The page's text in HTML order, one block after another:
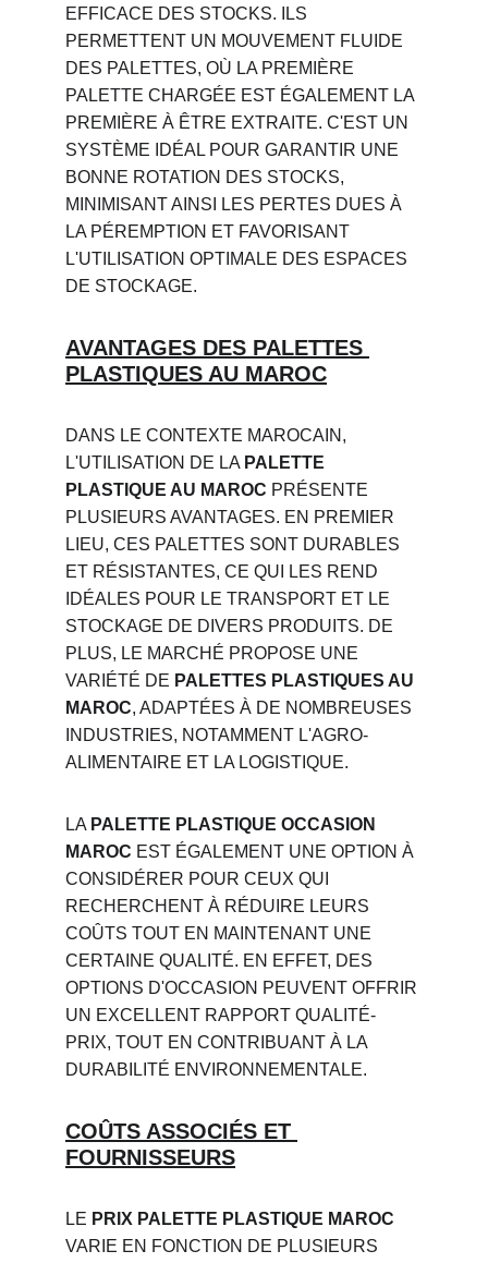
EFFICACE DES STOCKS. ILS
PERMETTENT UN MOUVEMENT FLUIDE
DES PALETTES, OÙ LA PREMIÈRE
PALETTE CHARGÉE EST ÉGALEMENT LA
PREMIÈRE À ÊTRE EXTRAITE. C'EST UN
SYSTÈME IDÉAL POUR GARANTIR UNE
BONNE ROTATION DES STOCKS,
MINIMISANT AINSI LES PERTES DUES À
LA PÉREMPTION ET FAVORISANT
L'UTILISATION OPTIMALE DES ESPACES
DE STOCKAGE.
AVANTAGES DES PALETTES
PLASTIQUES AU MAROC
DANS LE CONTEXTE MAROCAIN,
L'UTILISATION DE LA PALETTE
PLASTIQUE AU MAROC PRÉSENTE
PLUSIEURS AVANTAGES. EN PREMIER
LIEU, CES PALETTES SONT DURABLES
ET RÉSISTANTES, CE QUI LES REND
IDÉALES POUR LE TRANSPORT ET LE
STOCKAGE DE DIVERS PRODUITS. DE
PLUS, LE MARCHÉ PROPOSE UNE
VARIÉTÉ DE PALETTES PLASTIQUES AU
MAROC, ADAPTÉES À DE NOMBREUSES
INDUSTRIES, NOTAMMENT L'AGRO-
ALIMENTAIRE ET LA LOGISTIQUE.
LA PALETTE PLASTIQUE OCCASION
MAROC EST ÉGALEMENT UNE OPTION À
CONSIDÉRER POUR CEUX QUI
RECHERCHENT À RÉDUIRE LEURS
COÛTS TOUT EN MAINTENANT UNE
CERTAINE QUALITÉ. EN EFFET, DES
OPTIONS D'OCCASION PEUVENT OFFRIR
UN EXCELLENT RAPPORT QUALITÉ-
PRIX, TOUT EN CONTRIBUANT À LA
DURABILITÉ ENVIRONNEMENTALE.
COÛTS ASSOCIÉS ET
FOURNISSEURS
LE PRIX PALETTE PLASTIQUE MAROC
VARIE EN FONCTION DE PLUSIEURS